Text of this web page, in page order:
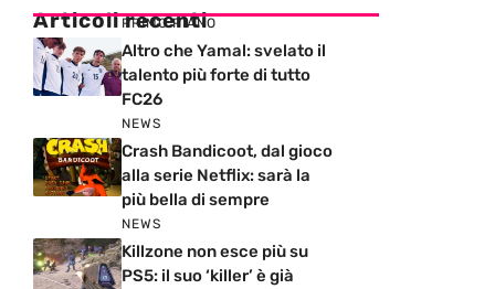
Articoli recenti
PRIMO PIANO
Altro che Yamal: svelato il
talento più forte di tutto
FC26
NEWS
Crash Bandicoot, dal gioco
alla serie Netflix: sarà la
più bella di sempre
NEWS
Killzone non esce più su
PS5: il suo ‘killer’ è già